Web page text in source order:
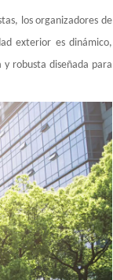
los organizadores de
exterior es dinámico,
robusta diseñada para